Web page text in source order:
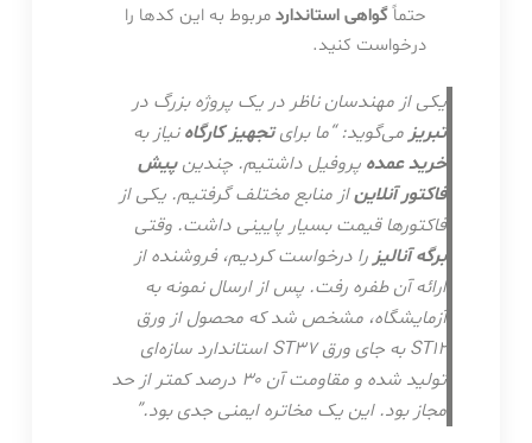
حتماًگواهی استانداردمربوط به این کدها را
درخواست کنید.
یکی از مهندسان ناظر در یک پروژه بزرگ در
تبریزمی‌گوید: “ما برایتجهیز کارگاهنیاز به
خرید عمده پروفیل داشتیم. چندینپیش
فاکتور آنلایناز منابع مختلف گرفتیم. یکی از
فاکتورها قیمت بسیار پایینی داشت. وقتی
برگه آنالیزرا درخواست کردیم، فروشنده از
ارائه آن طفره رفت. پس از ارسال نمونه به
آزمایشگاه، مشخص شد که محصول از ورق
ST12 به جای ورق ST37 استاندارد سازه‌ای
تولید شده و مقاومت آن ۳۰ درصد کمتر از حد
مجاز بود. این یک مخاتره ایمنی جدی بود.”